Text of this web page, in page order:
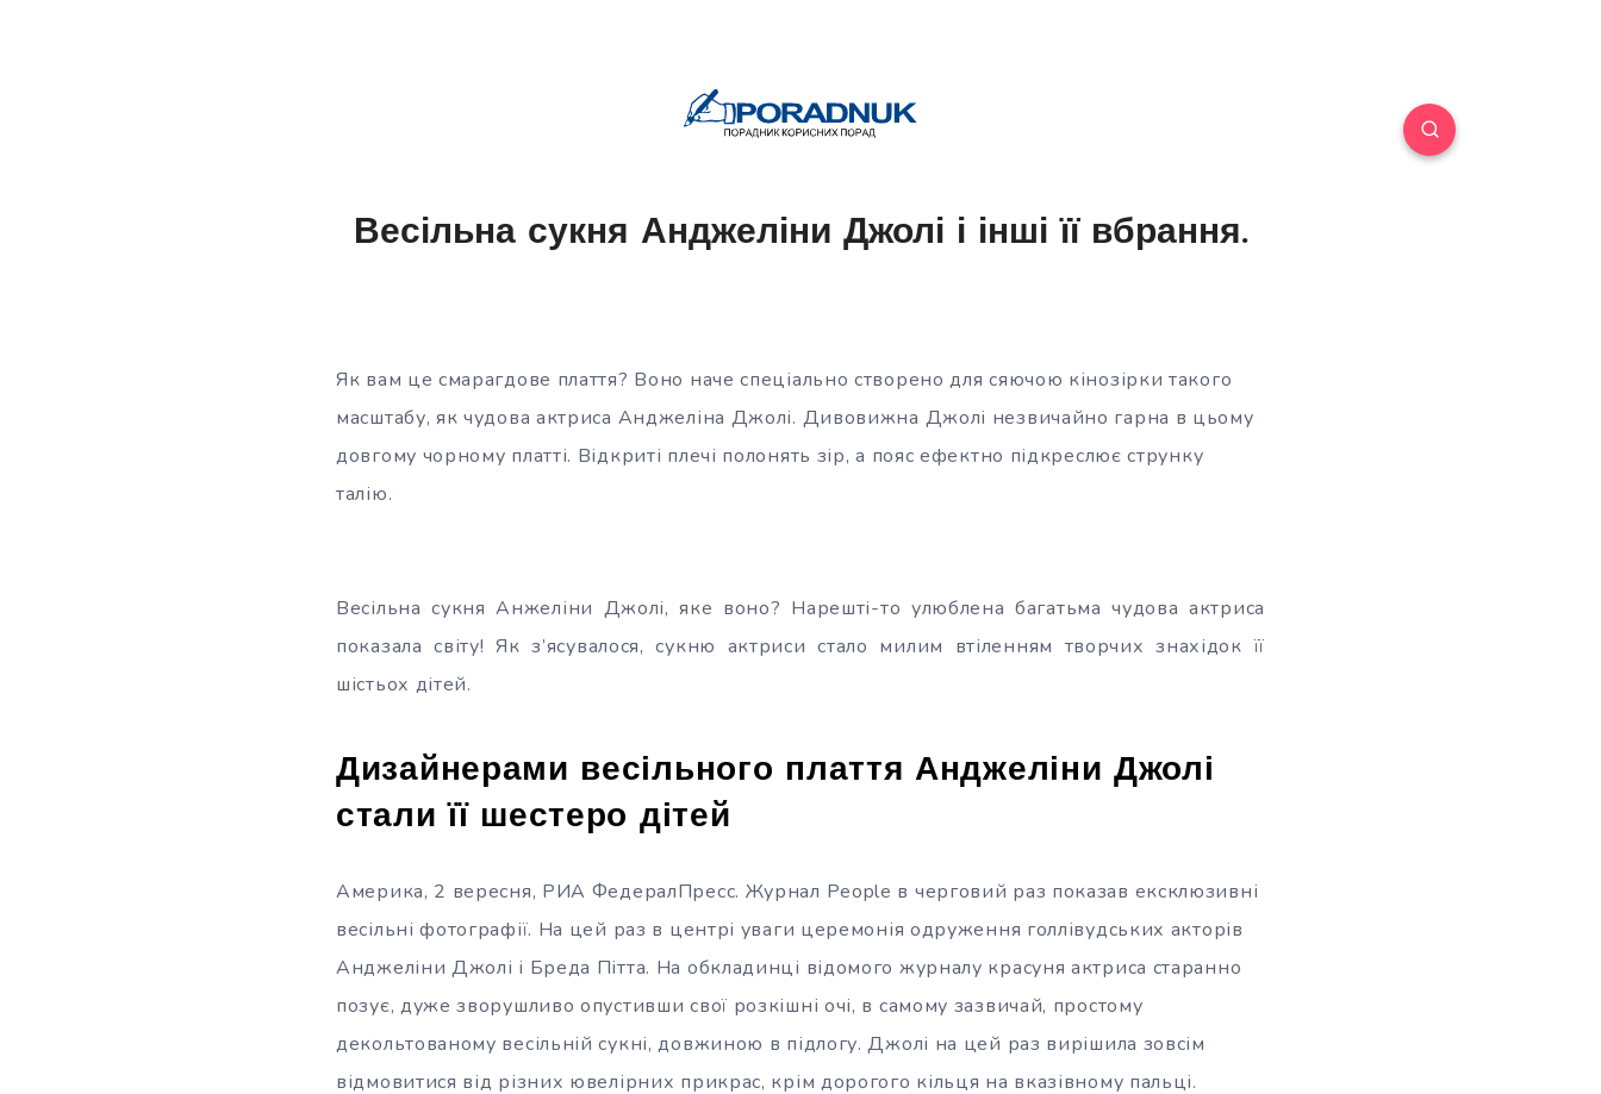
Весільна сукня Анджеліни Джолі і інші її вбрання.
Як вам це смарагдове плаття? Воно наче спеціально створено для сяючою кінозірки такого
масштабу, як чудова актриса Анджеліна Джолі. Дивовижна Джолі незвичайно гарна в цьому
довгому чорному платті. Відкриті плечі полонять зір, а пояс ефектно підкреслює струнку
талію.
Весільна сукня Анжеліни Джолі, яке воно? Нарешті-то улюблена багатьма чудова актриса
показала світу! Як з’ясувалося, сукню актриси стало милим втіленням творчих знахідок її
шістьох дітей.
Дизайнерами весільного плаття Анджеліни Джолі
стали її шестеро дітей
Америка, 2 вересня, РИА ФедералПресс. Журнал People в черговий раз показав ексклюзивні
весільні фотографії. На цей раз в центрі уваги церемонія одруження голлівудських акторів
Анджеліни Джолі і Бреда Пітта. На обкладинці відомого журналу красуня актриса старанно
позує, дуже зворушливо опустивши свої розкішні очі, в самому зазвичай, простому
декольтованому весільній сукні, довжиною в підлогу. Джолі на цей раз вирішила зовсім
відмовитися від різних ювелірних прикрас, крім дорогого кільця на вказівному пальці.